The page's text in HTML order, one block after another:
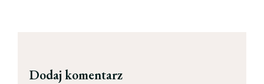
Dodaj komentarz